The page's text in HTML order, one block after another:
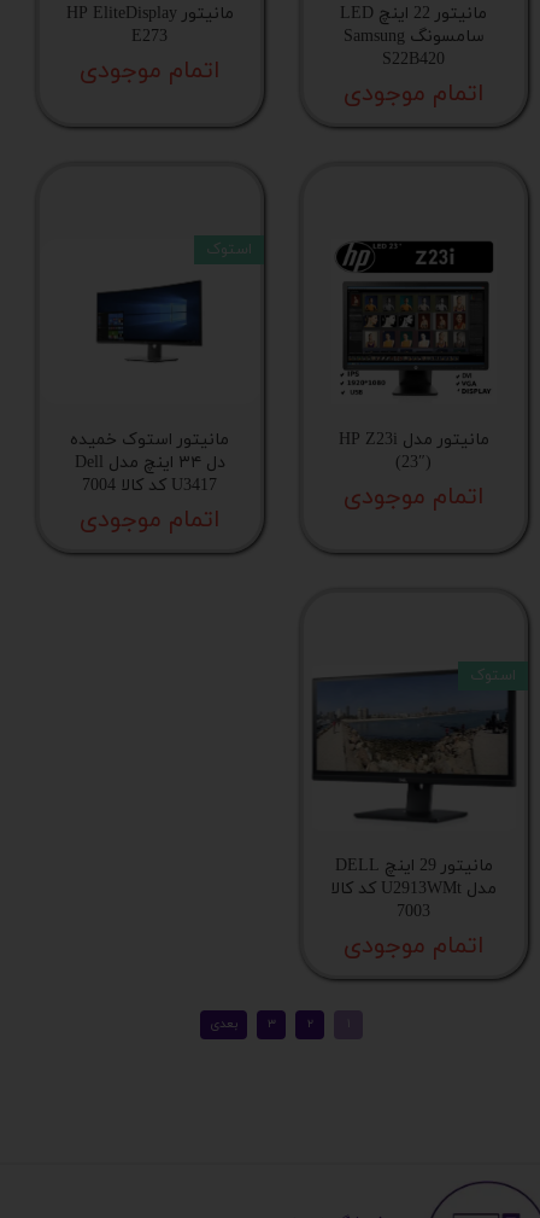
مانیتور 22 اینچ LED
سامسونگ Samsung
S22B420
اتمام موجودی
مانیتور HP EliteDisplay
E273
اتمام موجودی
مانیتور مدل HP Z23i
(23″)
اتمام موجودی
مانیتور استوک خمیده
دل ۳۴ اینچ مدل Dell
U3417 کد کالا 7004
اتمام موجودی
استوک
مانیتور 29 اینچ DELL
مدل U2913WMt کد کالا
7003
اتمام موجودی
استوک